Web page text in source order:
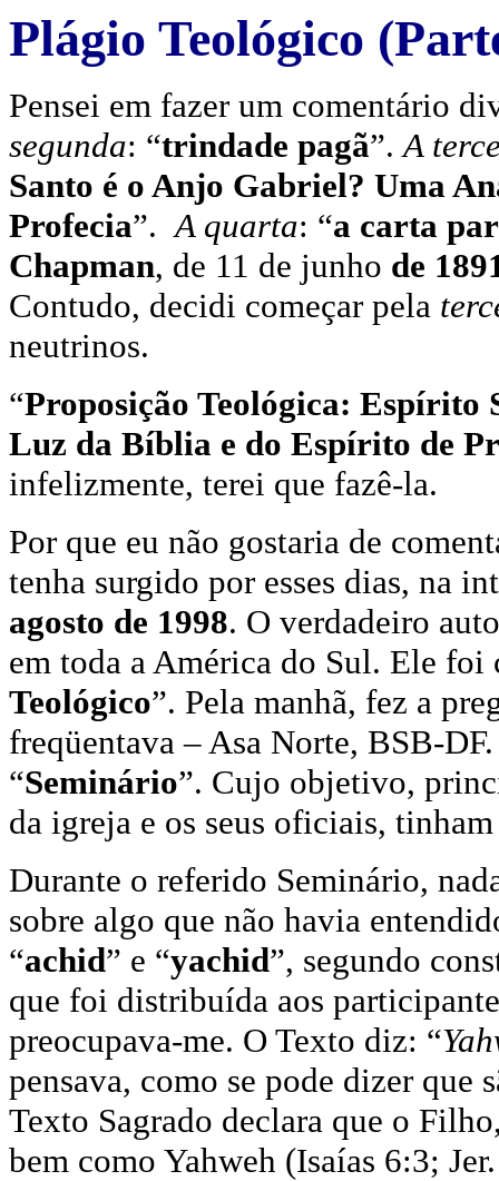
Plágio Teológico
Pensei em fazer um comentário
segunda: “trindade pagã”.A
Santo é o Anjo Gabriel? Uma
Profecia”.A quarta: “a carta
Chapman, de 11 de junho de
Contudo, decidi começar pela
neutrinos.
“Proposição Teológica: Espírito
Luz da Bíblia e do Espírito de
infelizmente, terei que fazê-la.
Por que eu não gostaria de
tenha surgido por esses dias, na
agosto de 1998. O verdadeiro
em toda a América do Sul. Ele
Teológico”. Pela manhã, fez a
freqüentava – Asa Norte, BSB-
“Seminário”. Cujo objetivo,
da igreja e os seus oficiais,
Durante o referido Seminário,
sobre algo que não havia
“achid” e “yachid”, segundo
que foi distribuída aos
preocupava-me. O Texto diz: “
pensava, como se pode dizer que
Texto Sagrado declara que o
bem como Yahweh (Isaías 6:3;